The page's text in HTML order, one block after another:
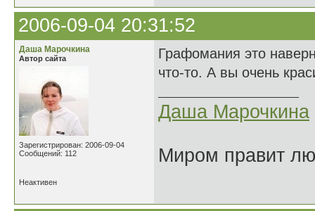
2006-09-04 20:31:52
Даша Марочкина
Автор сайта
Зарегистрирован: 2006-09-04
Сообщений: 112
Графомания это
что-то. А вы очень
Даша Марочкина
Миром правит
Неактивен